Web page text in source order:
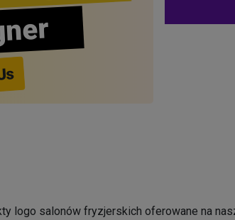
logo salonów fryzjerskich oferowane na